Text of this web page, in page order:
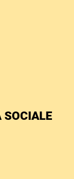
SOCIALE